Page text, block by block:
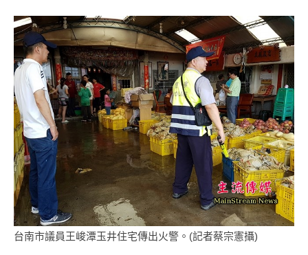
台南市議員王峻潭玉井住宅傳出火警。(記者蔡宗憲攝)